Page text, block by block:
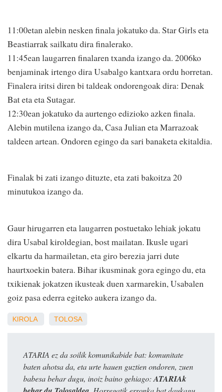
11:00etan alebin nesken finala jokatuko da. Star Girls eta
Beastiarrak sailkatu dira finalerako.
11:45ean laugarren finalaren txanda izango da. 2006ko
benjaminak irtengo dira Usabalgo kantxara ordu horretan.
Finalera iritsi diren bi taldeak ondorengoak dira: Denak
Bat eta eta Sutagar.
12:30ean jokatuko da aurtengo edizioko azken finala.
Alebin mutilena izango da, Casa Julian eta Marrazoak
taldeen artean. Ondoren egingo da sari banaketa ekitaldia.
Finalak bi zati izango dituzte, eta zati bakoitza 20
minutukoa izango da.
Gaur hirugarren eta laugarren postuetako lehiak jokatu
dira Usabal kiroldegian, bost mailatan. Ikusle ugari
elkartu da harmailetan, eta giro berezia jarri dute
haurtxoekin batera. Bihar ikusminak gora egingo du, eta
txikienak jokatzen ikusteak duen xarmarekin, Usabalen
goiz pasa ederra egiteko aukera izango da.
KIROLA TOLOSA
ATARIA ez da soilik komunikabide bat: komunitate
baten ahotsa da, eta urte hauen guztien ondoren, zuen
babesa behar dugu, inoiz baino gehiago: ATARIAk